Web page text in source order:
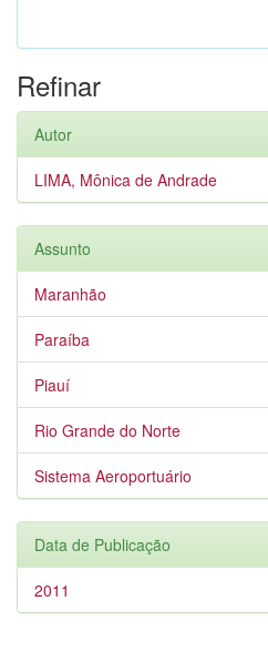
Refinar
Autor
LIMA, Mônica de Andrade
Assunto
Maranhão
Paraíba
Piauí
Rio Grande do Norte
Sistema Aeroportuário
Data de Publicação
2011